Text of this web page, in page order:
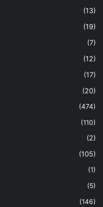
(13)
(19)
(7)
(12)
(17)
(20)
(474)
(110)
(2)
(105)
(1)
(5)
(146)